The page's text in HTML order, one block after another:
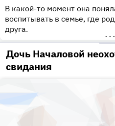
В какой-то момент она
воспитывать в семье, где
друга.
•••
Дочь Началовой
свидания